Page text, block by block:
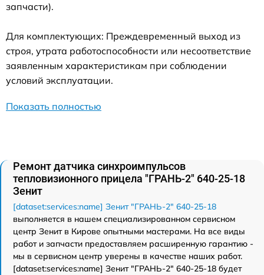
запчасти).
Для комплектующих: Преждевременный выход из
строя, утрата работоспособности или несоответствие
заявленным характеристикам при соблюдении
условий эксплуатации.
Показать полностью
Ремонт датчика синхроимпульсов
тепловизионного прицела "ГРАНЬ-2" 640-25-18
Зенит
[dataset:services:name] Зенит "ГРАНЬ-2" 640-25-18
выполняется в нашем специализированном сервисном
центр Зенит в Кирове опытными мастерами. На все виды
работ и запчасти предоставляем расширенную гарантию -
мы в сервисном центр уверены в качестве наших работ.
[dataset:services:name] Зенит "ГРАНЬ-2" 640-25-18 будет